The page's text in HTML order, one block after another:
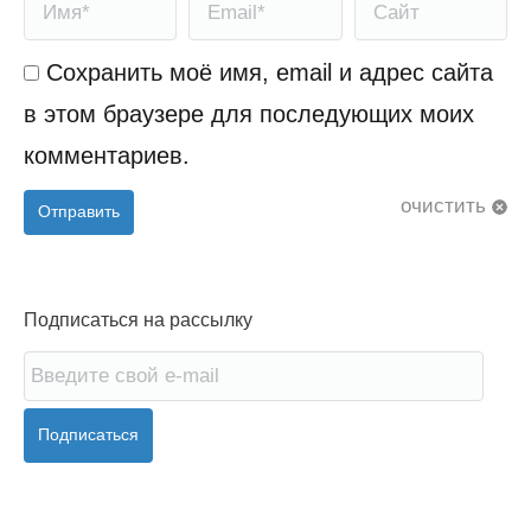
Имя * Email * Сайт
Сохранить моё имя, email и адрес сайта
в этом браузере для последующих моих
комментариев.
очистить
Отправить
Подписаться на рассылку
Подписаться